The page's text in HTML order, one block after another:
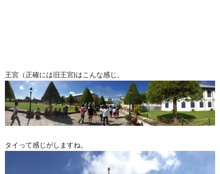
王宮（正確には旧王宮)はこんな感じ。
タイって感じがしますね。